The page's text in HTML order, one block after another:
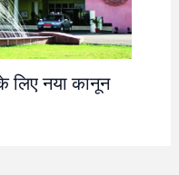
लिए नया कानून